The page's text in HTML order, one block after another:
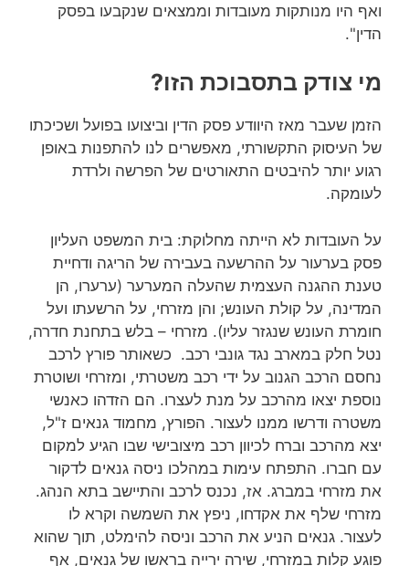
ואף היו מנותקות מעובדות וממצאים שנקבעו בפסק
הדין".
מי צודק בתסבוכת הזו?
הזמן שעבר מאז היוודע פסק הדין וביצועו בפועל ושכיכתו
של העיסוק התקשורתי, מאפשרים לנו להתפנות באופן
רגוע יותר להיבטים התאורטים של הפרשה ולרדת
לעומקה.
על העובדות לא הייתה מחלוקת: בית המשפט העליון
פסק בערעור על ההרשעה בעבירה של הריגה ודחיית
טענת ההגנה העצמית שהעלה המערער (ערערו, הן
המדינה, על קולת העונש; והן מזרחי, על הרשעתו ועל
חומרת העונש שנגזר עליו). מזרחי – בלש בתחנת חדרה,
נטל חלק במארב נגד גונבי רכב. כשאותר פורץ לרכב
נחסם הרכב הגנוב על ידי רכב משטרתי, ומזרחי ושוטרת
נוספת יצאו מהרכב על מנת לעצרו. הם הזדהו כאנשי
משטרה ודרשו ממנו לעצור. הפורץ, מחמוד גנאים ז"ל,
יצא מהרכב וברח לכיוון רכב מיצובישי שבו הגיע למקום
עם חברו. התפתח עימות במהלכו ניסה גנאים לדקור
את מזרחי במברג. אז, נכנס לרכב והתיישב בתא הנהג.
מזרחי שלף את אקדחו, ניפץ את השמשה וקרא לו
לעצור. גנאים הניע את הרכב וניסה להימלט, תוך שהוא
פוגע קלות במזרחי, שירה ירייה בראשו של גנאים, אף